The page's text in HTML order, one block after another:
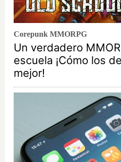
Corepunk MMORPG
Un verdadero
escuela ¡Cómo los
mejor!